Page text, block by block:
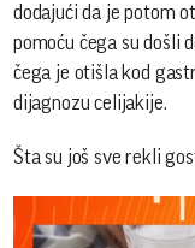
dodajući da je potom
pomoću čega su došli
čega je otišla kod
dijagnozu celijakije.
Šta su još sve rekli